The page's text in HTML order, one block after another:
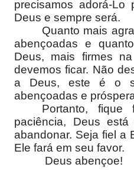
precisamos adorá-
Deus e sempre será.
Quanto mais
abençoadas e
Deus, mais firmes
devemos ficar. Não
a Deus, este é o
abençoadas e
Portanto,
paciência, Deus
abandonar. Seja fiel a
Ele fará em seu favor.
Deus abençoe!